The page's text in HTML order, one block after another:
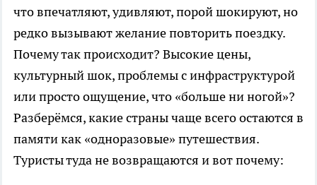
что впечатляют, удивляют, порой шокируют, но
редко вызывают желание повторить поездку.
Почему так происходит? Высокие цены,
культурный шок, проблемы с инфраструктурой
или просто ощущение, что «больше ни ногой»?
Разберёмся, какие страны чаще всего остаются в
памяти как «одноразовые» путешествия.
Туристы туда не возвращаются и вот почему: